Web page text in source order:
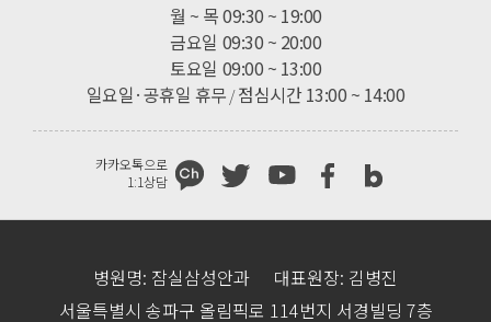
진료시간
월 ~ 목09:30 ~ 19:00
금요일 09:30 ~ 20:00
토요일 09:00 ~ 13:00
일요일·공휴일 휴무 /점심시간 13:00 ~ 14:00
카카오톡으로
1:1상담
병원명: 잠실삼성안과
대표원장: 김병진
서울특별시 송파구 올림픽로 114번지 서경빌딩 7층